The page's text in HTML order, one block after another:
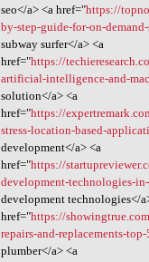
seo</a> <a href="https://
by-step-guide-for-on-demand-
subway surfer</a> <a
href="https://
artificial-intelligence-and-
solution</a> <a
href="https://
stress-location-based-
development</a> <a
href="https://
development-technologies-in-
development technologies</
href="https://
repairs-and-replacements-top-
plumber</a> <a